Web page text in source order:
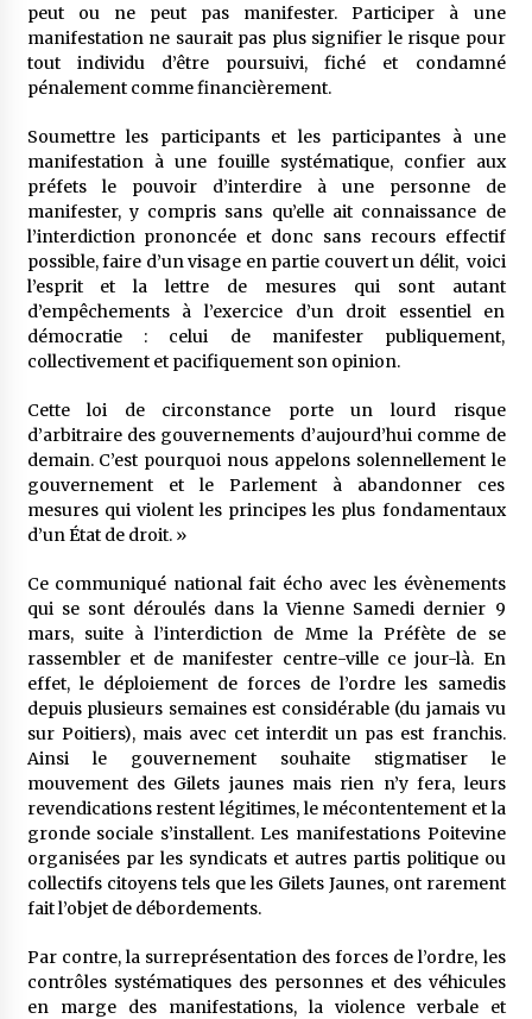
peut ou ne peut pas manifester. Participer à une
manifestation ne saurait pas plus signifier le risque pour
tout individu d’être poursuivi, fiché et condamné
pénalement comme financièrement.
Soumettre les participants et les participantes à une
manifestation à une fouille systématique, confier aux
préfets le pouvoir d’interdire à une personne de
manifester, y compris sans qu’elle ait connaissance de
l’interdiction prononcée et donc sans recours effectif
possible, faire d’un visage en partie couvert un délit, voici
l’esprit et la lettre de mesures qui sont autant
d’empêchements à l’exercice d’un droit essentiel en
démocratie : celui de manifester publiquement,
collectivement et pacifiquement son opinion.
Cette loi de circonstance porte un lourd risque
d’arbitraire des gouvernements d’aujourd’hui comme de
demain. C’est pourquoi nous appelons solennellement le
gouvernement et le Parlement à abandonner ces
mesures qui violent les principes les plus fondamentaux
d’un État de droit. »
Ce communiqué national fait écho avec les évènements
qui se sont déroulés dans la Vienne Samedi dernier 9
mars, suite à l’interdiction de Mme la Préfète de se
rassembler et de manifester centre-ville ce jour-là. En
effet, le déploiement de forces de l’ordre les samedis
depuis plusieurs semaines est considérable (du jamais vu
sur Poitiers), mais avec cet interdit un pas est franchis.
Ainsi le gouvernement souhaite stigmatiser le
mouvement des Gilets jaunes mais rien n’y fera, leurs
revendications restent légitimes, le mécontentement et la
gronde sociale s’installent. Les manifestations Poitevine
organisées par les syndicats et autres partis politique ou
collectifs citoyens tels que les Gilets Jaunes, ont rarement
fait l’objet de débordements.
Par contre, la surreprésentation des forces de l’ordre, les
contrôles systématiques des personnes et des véhicules
en marge des manifestations, la violence verbale et